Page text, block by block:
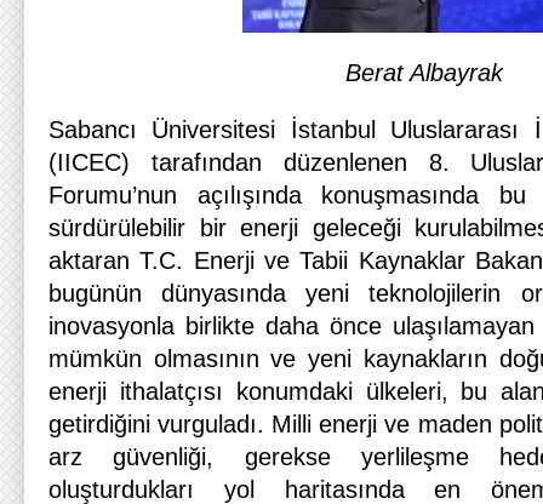
Berat Albayrak
Sabancı Üniversitesi İstanbul
(IICEC) tarafından düzenlenen 8.
Forumu’nun açılışında konuşmasında
sürdürülebilir bir enerji geleceği
aktaran T.C. Enerji ve Tabii Kaynaklar
bugünün dünyasında yeni teknolojilerin
inovasyonla birlikte daha önce
mümkün olmasının ve yeni kaynakların
enerji ithalatçısı konumdaki ülkeleri, bu
getirdiğini vurguladı. Milli enerji ve maden
arz güvenliği, gerekse yerlileşme
oluşturdukları yol haritasında en